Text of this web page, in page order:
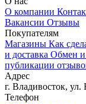
О компании
Вакансии Отзывы
Покупателям
Магазины Как
и доставка Обмен и
публикации
Адрес
г. Владивосток, ул.
Телефон